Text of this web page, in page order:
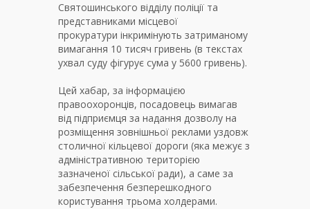
Святошинського відділу поліції та
представниками місцевої
прокуратури інкримінують затриманому
вимагання 10 тисяч гривень (в текстах
ухвал суду фігурує сума у 5600 гривень).
Цей хабар, за інформацією
правоохоронців, посадовець вимагав
від підприємця за надання дозволу на
розміщення зовнішньої реклами уздовж
столичної кільцевої дороги (яка межує з
адміністративною територією
зазначеної сільської ради), а саме за
забезпечення безперешкодного
користування трьома холдерами.